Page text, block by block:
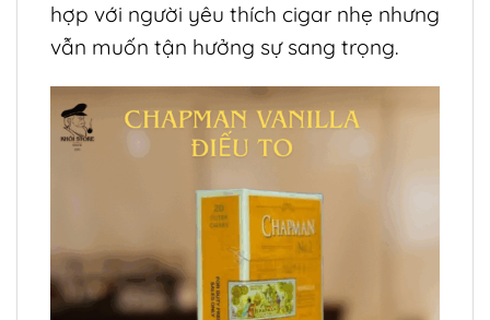
hợp với người yêu thích cigar nhẹ nhưng
vẫn muốn tận hưởng sự sang trọng.